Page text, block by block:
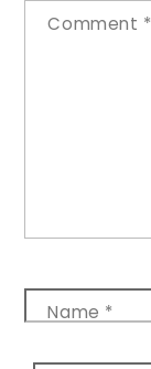
Comment *
Name *